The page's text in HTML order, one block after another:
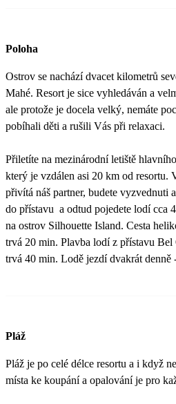
Poloha
Ostrov se nachází dvacet kilometrů
Mahé. Resort je sice vyhledáván a
ale protože je docela velký, nemáte
pobíhali děti a rušili Vás při relaxaci.
Přiletíte na mezinárodní letiště
který je vzdálen asi 20 km od resortu.
přivítá náš partner, budete vyzvednuti
do přístavu a odtud pojedete lodí cca
na ostrov Silhouette Island. Cesta
trvá 20 min. Plavba lodí z přístavu Bel
trvá 40 min. Lodě jezdí dvakrát denně
Pláž
Pláž je po celé délce resortu a i když
místa ke koupání a opalování je pro